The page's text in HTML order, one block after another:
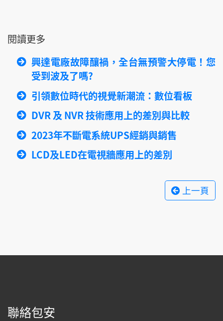
閱讀更多
興達電廠故障釀禍，全台無預警大停電！您
受到波及了嗎?
引領數位時代的視覺新潮流：數位看板
DVR 及 NVR 技術應用上的差別與比較
2023年不斷電系統UPS經銷與銷售
LCD及LED在電視牆應用上的差別
上一頁
聯絡包安